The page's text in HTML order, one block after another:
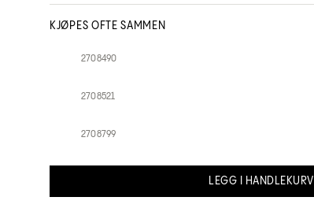
Schwarzkopf Professional
MSDS - Safety data sheet
KJØPES OFTE SAMMEN
2708490
2708521
2708799
LEGG I HANDLEKURV